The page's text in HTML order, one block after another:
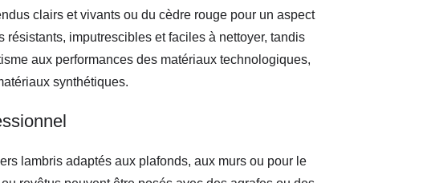
clairs et vivants ou du cèdre rouge pour un aspect
imputrescibles et faciles à nettoyer, tandis
aux performances des matériaux technologiques,
synthétiques.
lambris adaptés aux plafonds, aux murs ou pour le